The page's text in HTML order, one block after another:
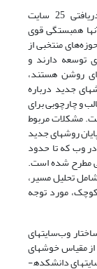
(2001) نشان داد تعداد پیوندهای دریافتی 25 سایت
همبستگی قوی
مقاله­ای از بجورنبورن و اینگورسن (2001) حوزه‌های منتخبی از
توسعه دارند و
روشن هستند،
جدید درباره
و چارچوبی برای
مشکلات مربوط
روشهای جدید
وب که تا حدود
مطرح شده است.
تحلیل مسیر،
مورد توجه
ساختار وب‌سایتهای
از مقیاس خوشه­ای
و چند بعدی»، با استفاده از شیوه­های وب­سنجی، وب‌سایتهای دانشکده­